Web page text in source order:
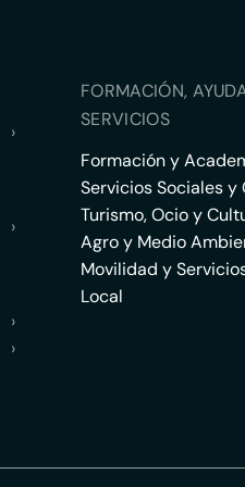
›
›
›
›
FORMACIÓN,
SERVICIOS
Formación y
Servicios Sociales y
Turismo, Ocio y
Agro y Medio
Movilidad y
Local